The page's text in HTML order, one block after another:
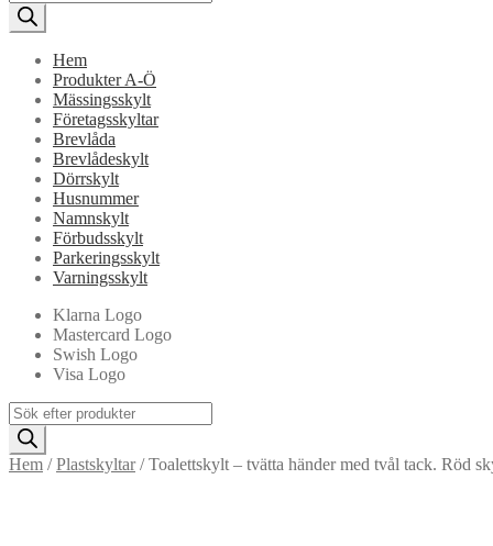
search
Hem
Produkter A-Ö
Mässingsskylt
Företagsskyltar
Brevlåda
Brevlådeskylt
Dörrskylt
Husnummer
Namnskylt
Förbudsskylt
Parkeringsskylt
Varningsskylt
Klarna Logo
Mastercard Logo
Swish Logo
Visa Logo
Products
search
Hem /Plastskyltar/Toalettskylt – tvätta händer med tvål tack. Röd